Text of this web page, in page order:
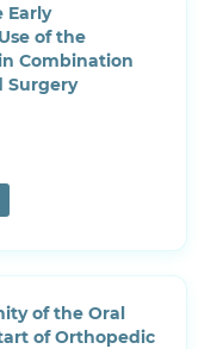
Early
of the
Combination
Surgery
of the Oral
of Orthopedic